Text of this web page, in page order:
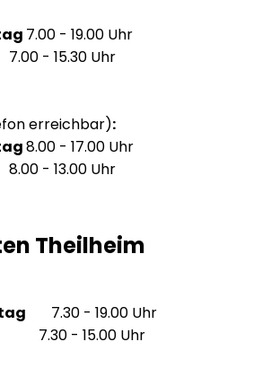
7.00 - 19.00 Uhr
7.00 - 15.30 Uhr
erreichbar):
8.00 - 17.00 Uhr
8.00 - 13.00 Uhr
Theilheim
7.30 - 19.00 Uhr
15.00 Uhr